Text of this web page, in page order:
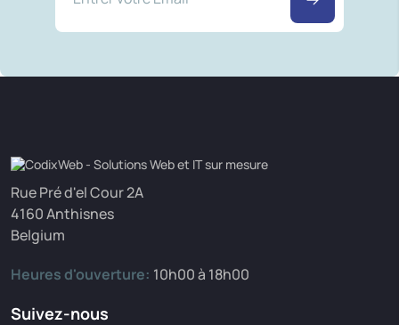
Rue Pré d'el Cour 2A
4160 Anthisnes
Belgium
Heures d'ouverture: 10h00 à 18h00
Suivez-nous